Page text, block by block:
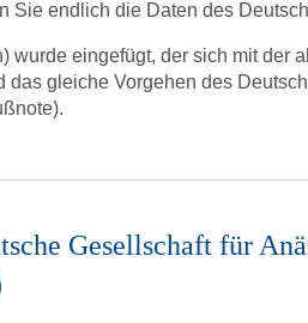
Sie endlich die Daten des
wurde eingefügt, der sich mit der
das gleiche Vorgehen des
Gesellschaft für